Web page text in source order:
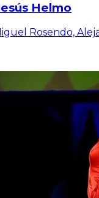
Helmo
Rosendo,